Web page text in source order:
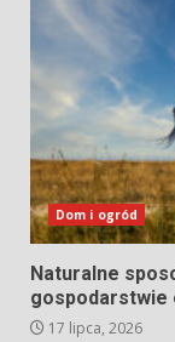
Dom i ogród
Naturalne
gospodarstwie
17 lipca, 2026